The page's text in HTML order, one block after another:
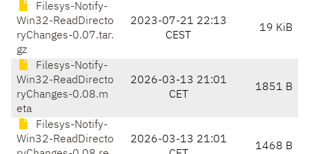
Filesys-Notify-
Win32-ReadDirecto
ryChanges-0.07.tar.
gz
2023-07-21 22:13
CEST
19 KiB
Filesys-Notify-
Win32-ReadDirecto
ryChanges-0.08.m
eta
2026-03-13 21:01
CET
1851 B
Filesys-Notify-
Win32-ReadDirecto
2026-03-13 21:01
1468 B